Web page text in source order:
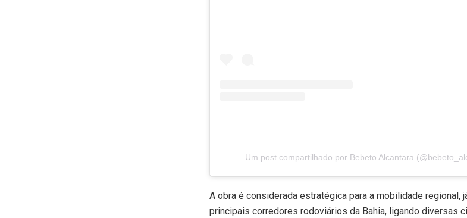
Um post compartilhado por Bebeto Alcantara
A obra é considerada estratégica para a mobilidade regional,
principais corredores rodoviários da Bahia, ligando diversas